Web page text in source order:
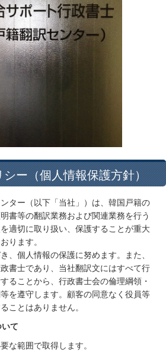
ー（個人情報保護方針）
ター（以下「当社」）は、韓国戸籍の
書等の翻訳業務および関連業務を行う
適切に取り扱い、保護することが重大
ります。
、個人情報の保護に努めます。また、
書士であり、当社翻訳文にはすべて行
ることから、行政書士会の倫理綱領・
を遵守します。顧客の同意なく役員等
ことはありません。
て
な範囲で取得します。